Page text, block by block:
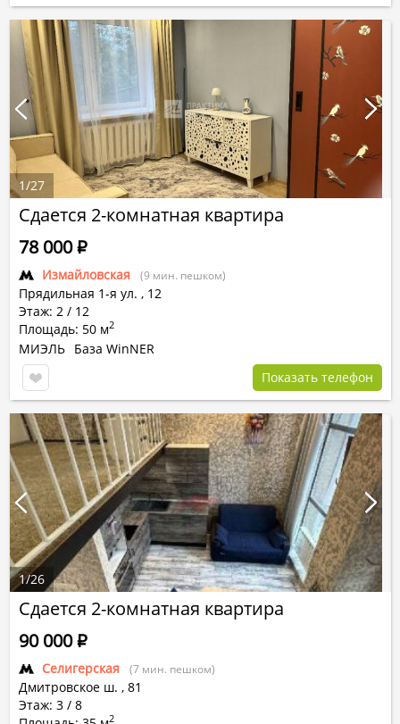
Сдается 2-комнатная квартира
Измайловская (9 мин. пешком)
Прядильная 1-я ул. , 12
Этаж: 2 / 12
Площадь: 50 м2
78 000Р
МИЭЛЬ База WinNER
Показать телефон
1/27
Сдается 2-комнатная квартира
Селигерская (7 мин. пешком)
Дмитровское ш. , 81
Этаж: 3 / 8
2
90 000Р
1/26